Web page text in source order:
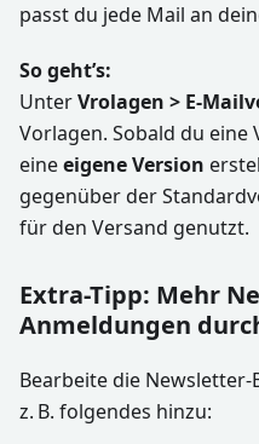
passt du jede Mail an
So geht’s:
UnterVrolagen > E-
Vorlagen. Sobald du
eineeigene Version
gegenüber der
für den Versand genutzt.
Extra-Tipp: Mehr
Anmeldungen
Bearbeite die
z. B. folgendes hinzu: